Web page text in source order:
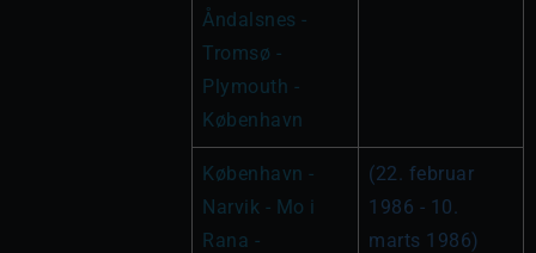
Åndalsnes -
Tromsø -
Plymouth -
København
København -
Narvik - Mo i
Rana -
(22. februar
1986 - 10.
marts 1986)